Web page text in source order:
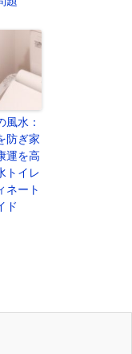
風水：
防ぎ家
運を高
トイレ
ネート
ド